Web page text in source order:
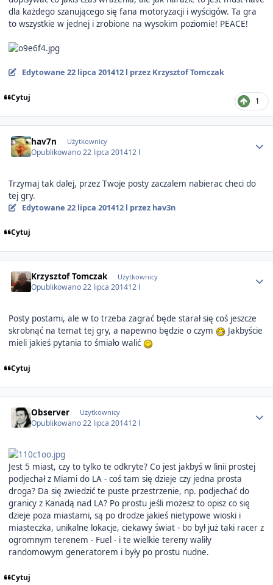
dla każdego szanującego się fana motoryzacji i wyścigów. Ta gra
to wszystkie w jednej i zrobione na wysokim poziomie! PEACE!
Edytowane 22 lipca 201412 l przez Krzysztof Tomczak
Cytuj 1
hav7n Użytkownicy
Opublikowano22 lipca 201412 l
Trzymaj tak dalej, przez Twoje posty zaczalem nabierac checi do
tej gry.
Edytowane 22 lipca 201412 l przez hav3n
Cytuj
Krzysztof Tomczak Użytkownicy
Opublikowano22 lipca 201412 l
Posty postami, ale w to trzeba zagrać będe starał się coś jeszcze
skrobnąć na temat tej gry, a napewno będzie o czym
Jakbyście
mieli jakieś pytania to śmiało walić
Cytuj
Observer Użytkownicy
Opublikowano22 lipca 201412 l
Jest 5 miast, czy to tylko te odkryte? Co jest jakbyś w linii prostej
podjechał z Miami do LA - coś tam się dzieje czy jedna prosta
droga? Da się zwiedzić te puste przestrzenie, np. podjechać do
granicy z Kanadą nad LA? Po prostu jeśli możesz to opisz co się
dzieje poza miastami, są po drodze jakieś nietypowe wioski i
miasteczka, unikalne lokacje, ciekawy świat - bo był już taki racer z
ogromnym terenem - Fuel - i te wielkie tereny waliły
randomowym generatorem i były po prostu nudne.
Cytuj